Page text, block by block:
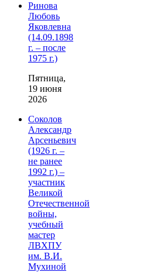
Ринова
Любовь
Яковлевна
(14.09.1898
г. – после
1975 г.)
Пятница,
19 июня
2026
Соколов
Александр
Арсеньевич
(1926 г. –
не ранее
1992 г.) –
участник
Великой
Отечественной
войны,
учебный
мастер
ЛВХПУ
им. В.И.
Мухиной